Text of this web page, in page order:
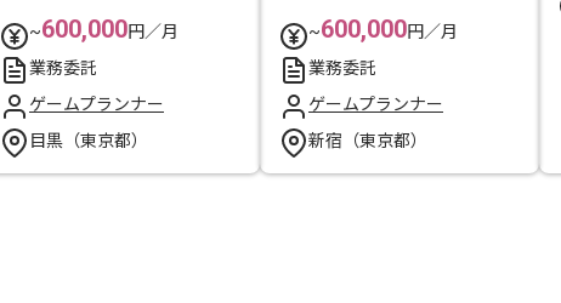
~600,000円／月
業務委託
ゲームプランナー
目黒（東京都）
~600,000円／月
業務委託
ゲームプランナー
新宿（東京都）